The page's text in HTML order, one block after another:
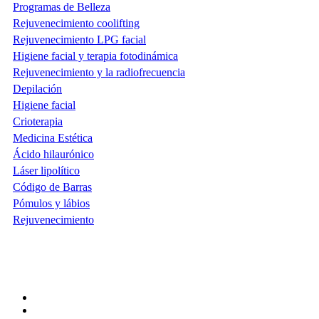
Programas de Belleza
Rejuvenecimiento coolifting
Rejuvenecimiento LPG facial
Higiene facial y terapia fotodinámica
Rejuvenecimiento y la radiofrecuencia
Depilación
Higiene facial
Crioterapia
Medicina Estética
Ácido hilaurónico
Láser lipolítico
Código de Barras
Pómulos y lábios
Rejuvenecimiento